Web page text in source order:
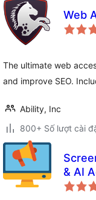
Web
The ultimate web
and improve SEO.
Ability, Inc
800+ Số lượt cài
& AI